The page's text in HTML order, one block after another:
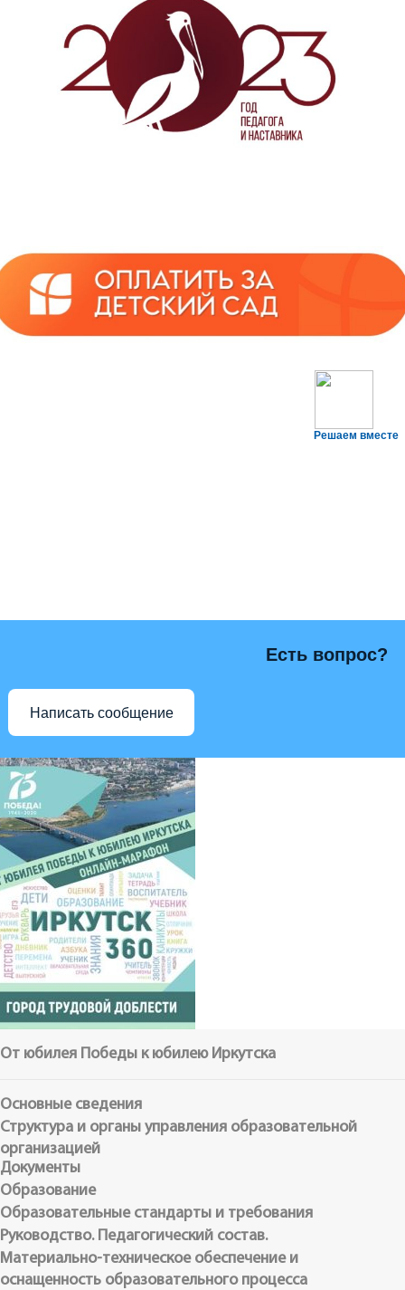
Решаем вместе
Есть вопрос?
Написать сообщение
От юбилея Победы к юбилею Иркутска
Основные сведения
Структура и органы управления образовательной
организацией
Документы
Образование
Образовательные стандарты и требования
Руководство. Педагогический состав.
Материально-техническое обеспечение и
оснащенность образовательного процесса